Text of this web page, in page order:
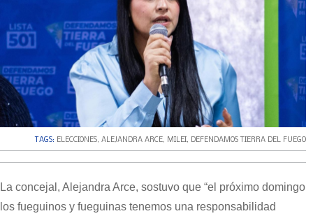
TAGS: ELECCIONES, ALEJANDRA ARCE, MILEI, DEFENDAMOS TIERRA DEL FUEGO
La concejal, Alejandra Arce, sostuvo que “el próximo domingo
los fueguinos y fueguinas tenemos una responsabilidad